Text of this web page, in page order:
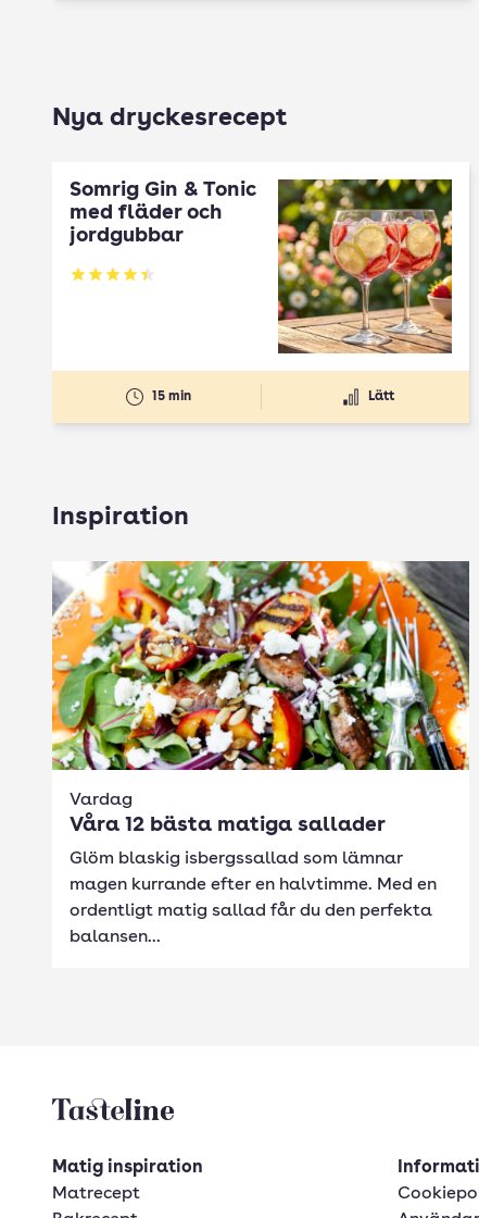
Nya dryckesrecept
Somrig Gin & Tonic
med fläder och
jordgubbar
Betyg: 4.45 av 5
15 min Lätt
Inspiration
Vardag
Våra 12 bästa matiga sallader
Glöm blaskig isbergssallad som lämnar
magen kurrande efter en halvtimme. Med en
ordentligt matig sallad får du den perfekta
balansen...
Tasteline startsida
Matig inspiration
Matrecept